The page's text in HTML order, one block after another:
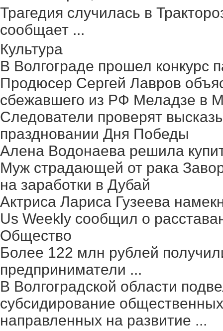
Трагедия случилась в
сообщает ...
Культура
В Волгограде прошел конкурс
Продюсер Сергей Лавров
сбежавшего из РФ Меладзе в
Следователи проверят
праздновании Дня Победы
Алена Водонаева решила
Муж страдающей от рака
на заработки в Дубай
Актриса Лариса Гузеева
Us Weekly сообщил о
Общество
Более 122 млн рублей
предприниматели ...
В Волгоградской области
субсидирование
направленных на развитие ...